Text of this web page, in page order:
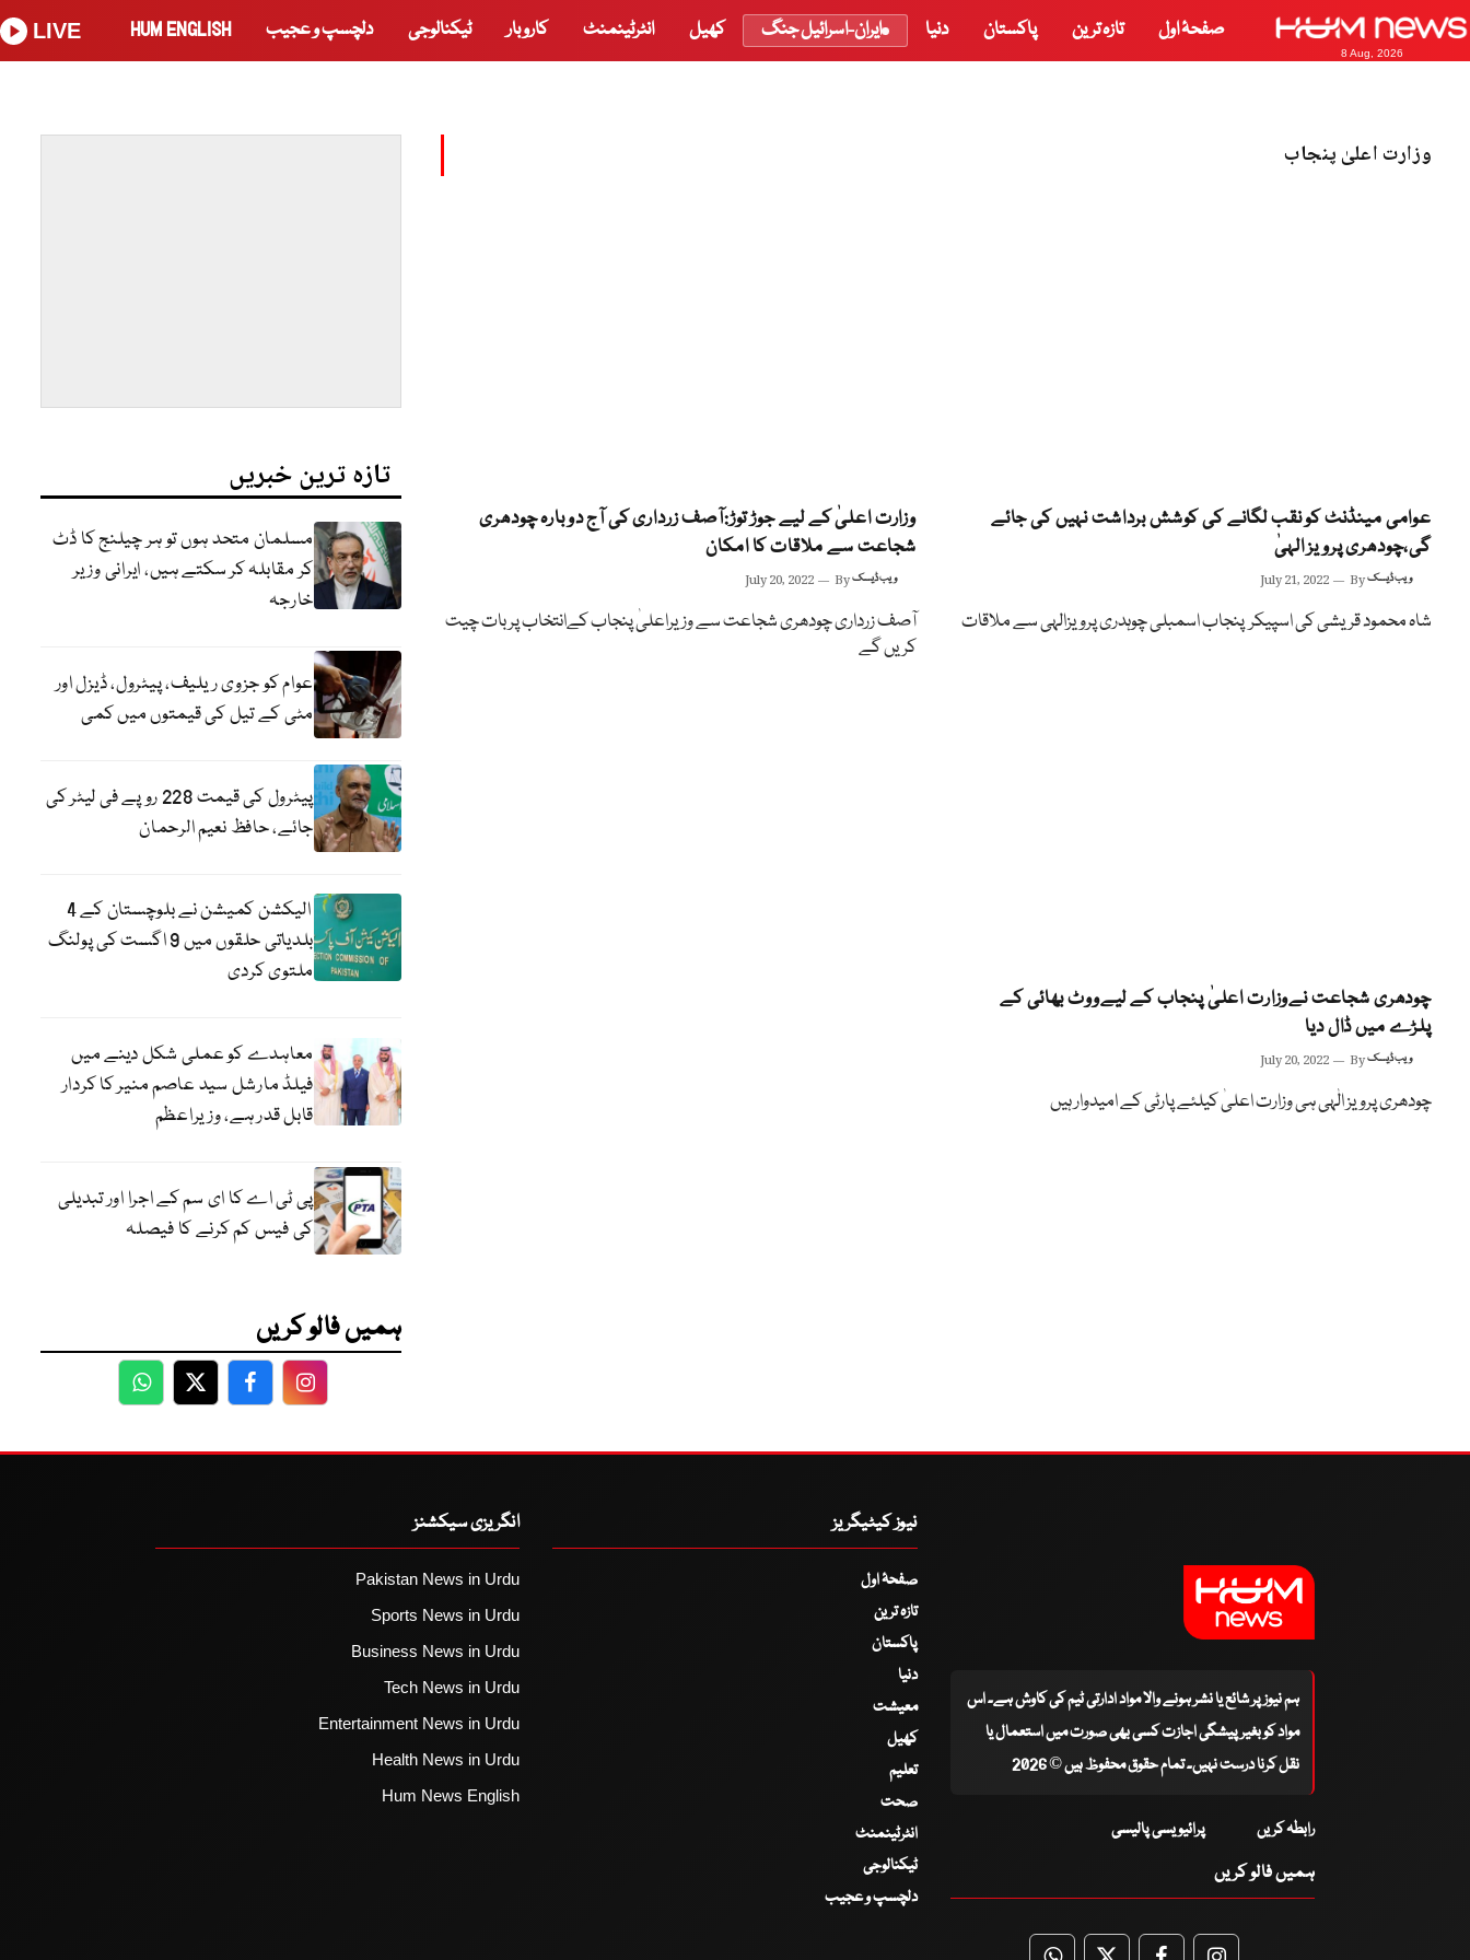
8 Aug, 2026
صفحۂ اول تازہ ترین پاکستان دنیا ایران-اسرائیل جنگ کھیل انٹرٹینمنٹ کاروبار ٹیکنالوجی دلچسپ و عجیب HUM ENGLISH
LIVE
وزارت اعلیٰ پنجاب
عوامی مینڈنٹ کو نقب لگانے کی کوشش برداشت نہیں کی جائے
گی،چودھری پرویز الہیٰ
July 21, 2022 Byویب ڈیسک
شاہ محمود قریشی کی اسپیکر پنجاب اسمبلی چوہدری پرویزالہی سے ملاقات
وزارت اعلیٰ کے لیے جوڑ توڑ:آصف زرداری کی آج دوبارہ چودھری
شجاعت سے ملاقات کا امکان
July 20, 2022 Byویب ڈیسک
آصف زرداری چودھری شجاعت سے وزیراعلیٰ پنجاب کےانتخاب پر بات چیت
کریں گے
چودھری شجاعت نےوزارت اعلیٰ پنجاب کے لیےووٹ بھائی کے
پلڑے میں ڈال دیا
July 20, 2022 Byویب ڈیسک
چودھری پرویز الٰہی ہی وزارت اعلیٰ کیلئے پارٹی کے امیدوار ہیں
تازہ ترین خبریں
مسلمان متحد ہوں تو ہر چیلنج کا ڈٹ
کر مقابلہ کر سکتے ہیں، ایرانی وزیر
خارجہ
عوام کو جزوی ریلیف، پیٹرول، ڈیزل اور
مٹی کے تیل کی قیمتوں میں کمی
پیٹرول کی قیمت 228 روپے فی لیٹر کی
جائے، حافظ نعیم الرحمان
الیکشن کمیشن نے بلوچستان کے 4
بلدیاتی حلقوں میں 9 اگست کی پولنگ
ملتوی کردی
معاہدے کو عملی شکل دینے میں
فیلڈ مارشل سید عاصم منیر کا کردار
قابل قدر ہے، وزیراعظم
پی ٹی اے کا ای سم کے اجرا اور تبدیلی
کی فیس کم کرنے کا فیصلہ
ہمیں فالو کریں
WhatsApp
TwitterFacebookFacebook
ہم نیوز پر شائع یا نشر ہونے والا مواد ادارتی ٹیم کی کاوش ہے۔ اس
مواد کو بغیر پیشگی اجازت کسی بھی صورت میں استعمال یا
نقل کرنا درست نہیں۔ تمام حقوق محفوظ ہیں © 2026
رابطہ کریں پرائیویسی پالیسی
ہمیں فالو کریں
نیوز کیٹیگریز
صفحۂ اول
تازہ ترین
پاکستان
دنیا
معیشت
کھیل
تعلیم
صحت
انٹرٹینمنٹ
ٹیکنالوجی
دلچسپ و عجیب
انگریزی سیکشنز
Pakistan News in Urdu
Sports News in Urdu
Business News in Urdu
Tech News in Urdu
Entertainment News in Urdu
Health News in Urdu
Hum News English